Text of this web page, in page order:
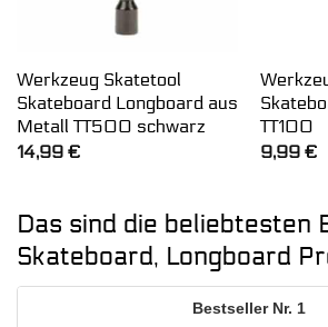
Werkzeug Skatetool
Skateboard Longboard aus
Metall TT500 schwarz
14,99 €
TT100
9,99 €
Das sind die beliebtesten
Skateboard, Longboard
1